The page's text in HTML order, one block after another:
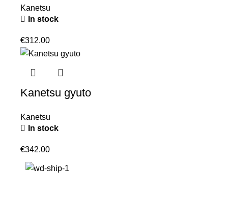
Kanetsu
In stock
€312.00
Kanetsu gyuto
Kanetsu
In stock
€342.00